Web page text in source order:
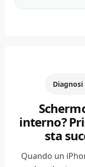
interno?
sta
Quando un